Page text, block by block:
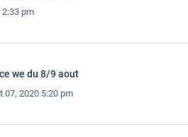
2:33 pm
we du 8/9 aout
07, 2020 5:20 pm